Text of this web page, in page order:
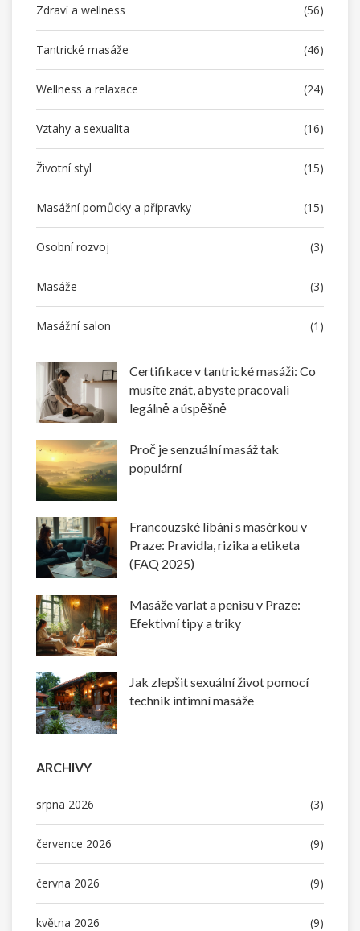
Zdraví a wellness (56)
Tantrické masáže (46)
Wellness a relaxace (24)
Vztahy a sexualita (16)
Životní styl (15)
Masážní pomůcky a přípravky (15)
Osobní rozvoj (3)
Masáže (3)
Masážní salon (1)
Certifikace v tantrické masáži: Co
musíte znát, abyste pracovali
legálně a úspěšně
Proč je senzuální masáž tak
populární
Francouzské líbání s masérkou v
Praze: Pravidla, rizika a etiketa
(FAQ 2025)
Masáže varlat a penisu v Praze:
Efektivní tipy a triky
Jak zlepšit sexuální život pomocí
technik intimní masáže
ARCHIVY
srpna 2026 (3)
července 2026 (9)
června 2026 (9)
května 2026 (9)